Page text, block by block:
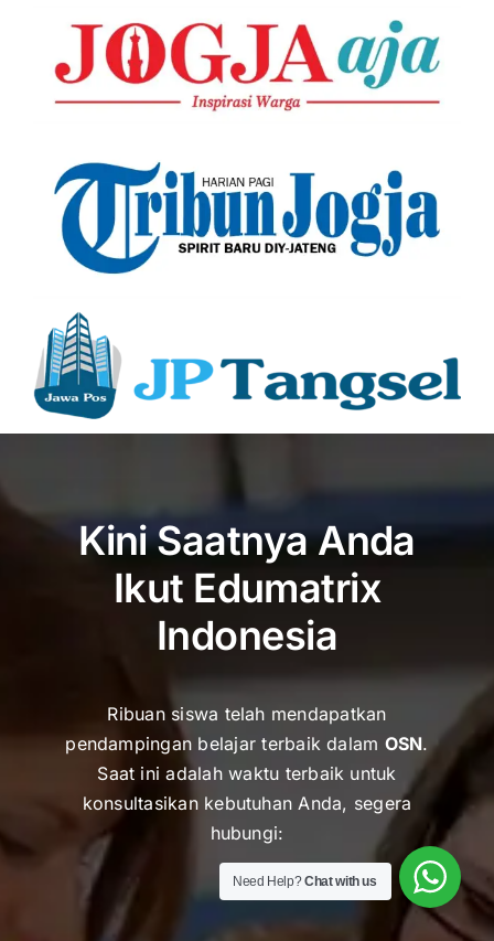
Kini Saatnya Anda
Ikut Edumatrix
Indonesia
Ribuan siswa telah mendapatkan
pendampingan belajar terbaik dalam OSN.
Saat ini adalah waktu terbaik untuk
konsultasikan kebutuhan Anda, segera
hubungi:
Need Help?Chat with us